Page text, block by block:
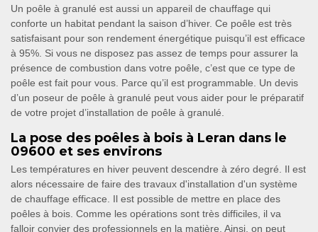
Un poêle à granulé est aussi un appareil de chauffage qui
conforte un habitat pendant la saison d’hiver. Ce poêle est très
satisfaisant pour son rendement énergétique puisqu’il est efficace
à 95%. Si vous ne disposez pas assez de temps pour assurer la
présence de combustion dans votre poêle, c’est que ce type de
poêle est fait pour vous. Parce qu’il est programmable. Un devis
d’un poseur de poêle à granulé peut vous aider pour le préparatif
de votre projet d’installation de poêle à granulé.
La pose des poêles à bois à Leran dans le
09600 et ses environs
Les températures en hiver peuvent descendre à zéro degré. Il est
alors nécessaire de faire des travaux d'installation d'un système
de chauffage efficace. Il est possible de mettre en place des
poêles à bois. Comme les opérations sont très difficiles, il va
falloir convier des professionnels en la matière. Ainsi, on peut